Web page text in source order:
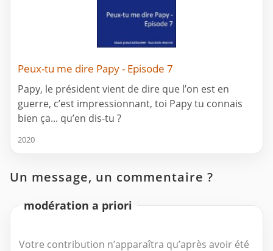
Peux-tu me dire Papy - Episode 7
Papy, le président vient de dire que l’on est en
guerre, c’est impressionnant, toi Papy tu connais
bien ça... qu’en dis-tu ?
2020
Un message, un commentaire ?
modération a priori
Votre contribution n’apparaîtra qu’après avoir été